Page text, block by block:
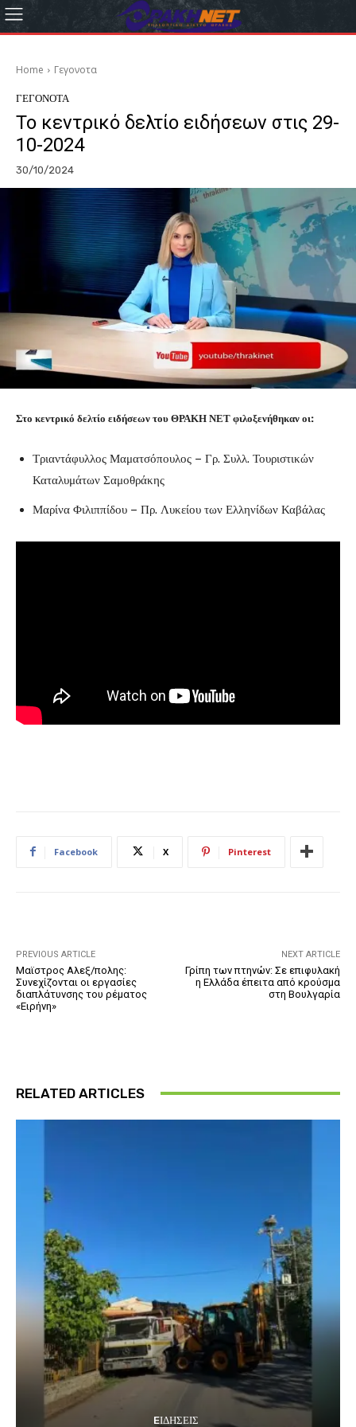
Home Γεγονοτα
ΓΕΓΟΝΟΤΑ
Το κεντρικό δελτίο ειδήσεων στις 29-
10-2024
30/10/2024
Στο κεντρικό δελτίο ειδήσεων του ΘΡΑΚΗ ΝΕΤ φιλοξενήθηκαν οι:
Τριαντάφυλλος Μαματσόπουλος – Γρ. Συλλ. Τουριστικών
Καταλυμάτων Σαμοθράκης
Μαρίνα Φιλιππίδου – Πρ. Λυκείου των Ελληνίδων Καβάλας
Facebook X Pinterest
PREVIOUS ARTICLE
Μαϊστρος Αλεξ/πολης:
Συνεχίζονται οι εργασίες
διαπλάτυνσης του ρέματος
«Ειρήνη»
NEXT ARTICLE
Γρίπη των πτηνών: Σε επιφυλακή
η Ελλάδα έπειτα από κρούσμα
στη Βουλγαρία
RELATED ARTICLES
EΙΔΗΣΕΙΣ